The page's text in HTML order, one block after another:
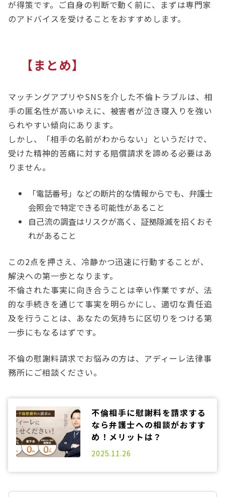
が得策です。ご自身の判断で動く前に、まずは専門家
のアドバイスを受けることをおすすめします。
【まとめ】
マッチングアプリやSNSを介した不倫トラブルは、相
手の匿名性が高いゆえに、被害者が泣き寝入りを強い
られやすい傾向にあります。
しかし、「相手の名前がわからない」というだけで、
受けた精神的苦痛に対する賠償請求を諦める必要はあ
りません。
「電話番号」などの断片的な情報からでも、弁護士
会照会で特定できる可能性があること
自己流の調査はリスクが高く、証拠隠滅を招くおそ
れがあること
この2点を押さえ、冷静かつ迅速に行動することが、
解決への第一歩となります。
不倫された事実に向き合うことは辛い作業ですが、法
的な手続きを通じて事実を明らかにし、適切な責任追
及を行うことは、あなたの気持ちに区切りをつける第
一歩にもなるはずです。
不倫の慰謝料請求でお悩みの方は、アディーレ法律事
務所にご相談ください。
不倫相手に慰謝料を請求する
なら弁護士への相談がおすす
め！メリットは？
2025.03.25
2025.11.26